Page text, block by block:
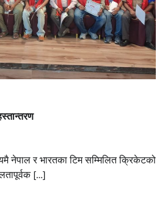
नेपाल र भारतका टिम सम्मिलित क्रिकेटको
[…]